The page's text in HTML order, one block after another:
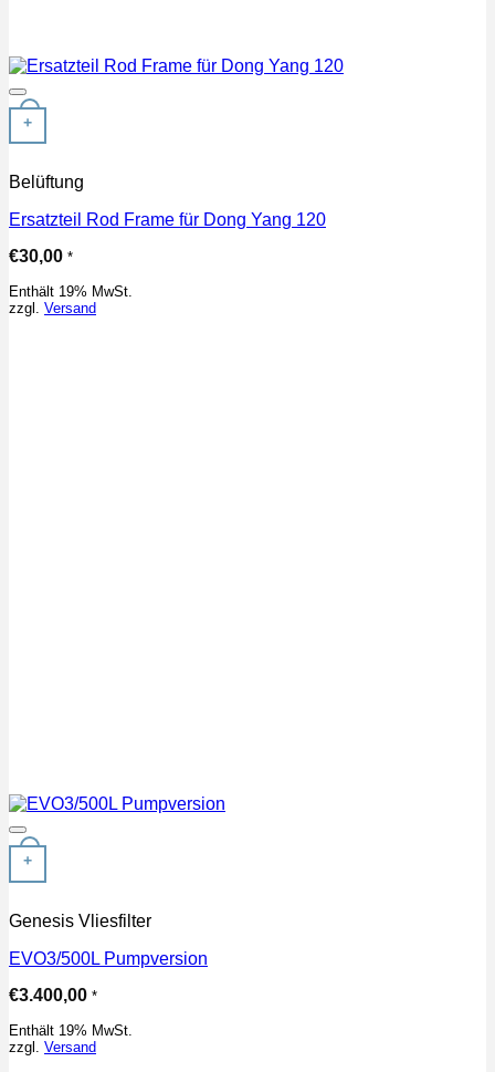
+
Belüftung
Ersatzteil Rod Frame für Dong Yang 120
€30,00 *
Enthält 19% MwSt.
zzgl. Versand
+
Genesis Vliesfilter
EVO3/500L Pumpversion
€3.400,00 *
Enthält 19% MwSt.
zzgl. Versand